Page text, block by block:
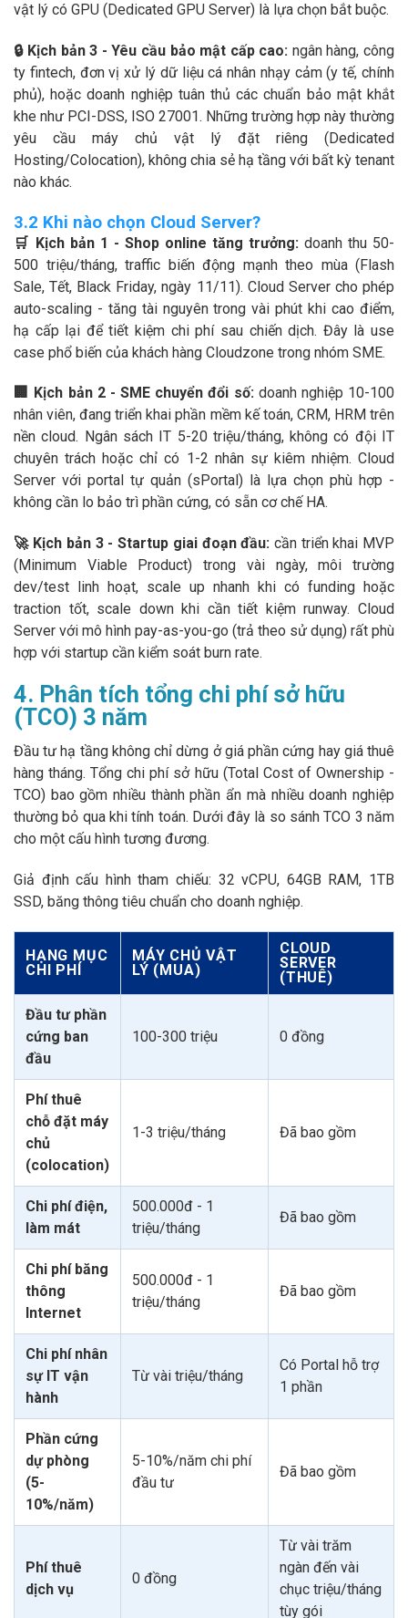
vật lý có GPU (Dedicated GPU Server) là lựa chọn bắt buộc.
🔒 Kịch bản 3 - Yêu cầu bảo mật cấp cao: ngân hàng, công
ty fintech, đơn vị xử lý dữ liệu cá nhân nhạy cảm (y tế, chính
phủ), hoặc doanh nghiệp tuân thủ các chuẩn bảo mật khắt
khe như PCI-DSS, ISO 27001. Những trường hợp này thường
yêu cầu máy chủ vật lý đặt riêng (Dedicated
Hosting/Colocation), không chia sẻ hạ tầng với bất kỳ tenant
nào khác.
3.2 Khi nào chọn Cloud Server?
🛒 Kịch bản 1 - Shop online tăng trưởng: doanh thu 50-
500 triệu/tháng, traffic biến động mạnh theo mùa (Flash
Sale, Tết, Black Friday, ngày 11/11). Cloud Server cho phép
auto-scaling - tăng tài nguyên trong vài phút khi cao điểm,
hạ cấp lại để tiết kiệm chi phí sau chiến dịch. Đây là use
case phổ biến của khách hàng Cloudzone trong nhóm SME.
🏢 Kịch bản 2 - SME chuyển đổi số:doanh nghiệp 10-100
nhân viên, đang triển khai phần mềm kế toán, CRM, HRM trên
nền cloud. Ngân sách IT 5-20 triệu/tháng, không có đội IT
chuyên trách hoặc chỉ có 1-2 nhân sự kiêm nhiệm. Cloud
Server với portal tự quản (sPortal) là lựa chọn phù hợp -
không cần lo bảo trì phần cứng, có sẵn cơ chế HA.
🚀 Kịch bản 3 - Startup giai đoạn đầu: cần triển khai MVP
(Minimum Viable Product) trong vài ngày, môi trường
dev/test linh hoạt, scale up nhanh khi có funding hoặc
traction tốt, scale down khi cần tiết kiệm runway. Cloud
Server với mô hình pay-as-you-go (trả theo sử dụng) rất phù
hợp với startup cần kiểm soát burn rate.
4. Phân tích tổng chi phí sở hữu
(TCO) 3 năm
Đầu tư hạ tầng không chỉ dừng ở giá phần cứng hay giá thuê
hàng tháng. Tổng chi phí sở hữu (Total Cost of Ownership -
TCO) bao gồm nhiều thành phần ẩn mà nhiều doanh nghiệp
thường bỏ qua khi tính toán. Dưới đây là so sánh TCO 3 năm
cho một cấu hình tương đương.
Giả định cấu hình tham chiếu: 32 vCPU, 64GB RAM, 1TB
SSD, băng thông tiêu chuẩn cho doanh nghiệp.
HẠNG MỤC
CHI PHÍ
MÁY CHỦ VẬT
LÝ (MUA)
CLOUD
SERVER
(THUÊ)
Đầu tư phần
cứng ban
đầu
100-300 triệu 0 đồng
Phí thuê
chỗ đặt máy
chủ
(colocation)
1-3 triệu/tháng Đã bao gồm
Chi phí điện,
làm mát
500.000đ - 1
triệu/tháng
Đã bao gồm
Chi phí băng
thông
Internet
500.000đ - 1
triệu/tháng
Đã bao gồm
Chi phí nhân
sự IT vận
hành
Từ vài triệu/tháng
Có Portal hỗ trợ
1 phần
Phần cứng
dự phòng
(5-
10%/năm)
5-10%/năm chi phí
đầu tư
Đã bao gồm
Phí thuê
dịch vụ
0 đồng
Từ vài trăm
ngàn đến vài
chục triệu/tháng
tùy gói